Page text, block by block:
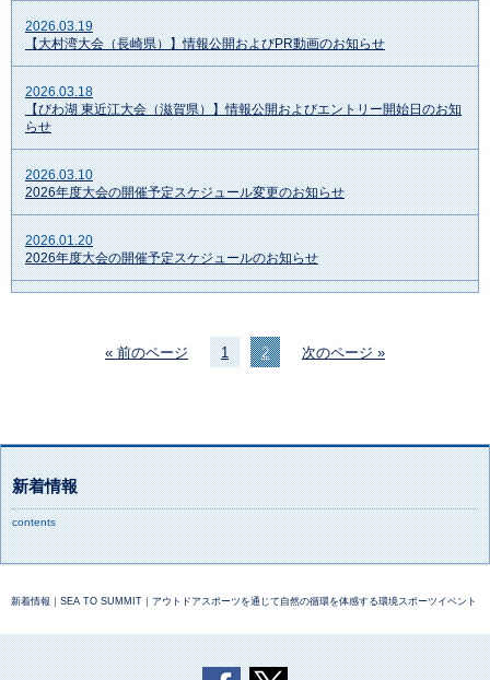
2026.03.19
【大村湾大会（長崎県）】情報公開およびPR動画のお知らせ
2026.03.18
【びわ湖 東近江大会（滋賀県）】情報公開およびエントリー開始日のお知
らせ
2026.03.10
2026年度大会の開催予定スケジュール変更のお知らせ
2026.01.20
2026年度大会の開催予定スケジュールのお知らせ
« 前のページ 1 2 次のページ »
新着情報
contents
新着情報｜SEA TO SUMMIT｜アウトドアスポーツを通じて自然の循環を体感する環境スポーツイベント